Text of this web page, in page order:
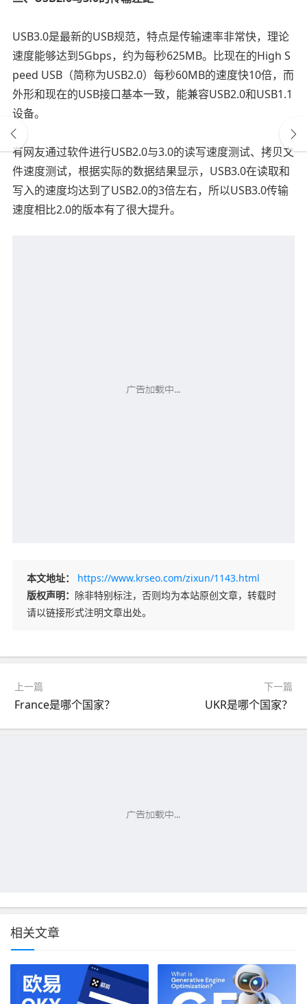
USB3.0是最新的USB规范，特点是传输速率非常快，理论
速度能够达到5Gbps，约为每秒625MB。比现在的High S
peed USB（简称为USB2.0）每秒60MB的速度快10倍，而
外形和现在的USB接口基本一致，能兼容USB2.0和USB1.1
设备。
有网友通过软件进行USB2.0与3.0的读写速度测试、拷贝文
件速度测试，根据实际的数据结果显示，USB3.0在读取和
写入的速度均达到了USB2.0的3倍左右，所以USB3.0传输
速度相比2.0的版本有了很大提升。
本文地址：
https://www.krseo.com/zixun/1143.html
版权声明： 除非特别标注，否则均为本站原创文章，转载时
请以链接形式注明文章出处。
上一篇
France是哪个国家？
下一篇
UKR是哪个国家？
相关文章